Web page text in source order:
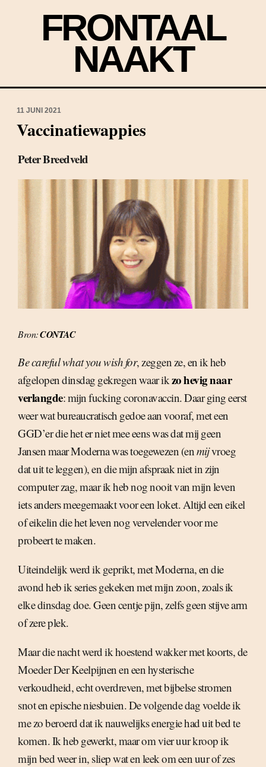
FRONTAAL
NAAKT
11 JUNI 2021
Vaccinatiewappies
Peter Breedveld
Bron:CONTAC
Be careful what you wish for, zeggen ze, en ik heb
afgelopen dinsdag gekregen waar ikzo hevig naar
verlangde: mijn fucking coronavaccin. Daar ging eerst
weer wat bureaucratisch gedoe aan vooraf, met een
GGD’er die het er niet mee eens was dat mij geen
Jansen maar Moderna was toegewezen (enmijvroeg
dat uit te leggen), en die mijn afspraak niet in zijn
computer zag, maar ik heb nog nooit van mijn leven
iets anders meegemaakt voor een loket. Altijd een eikel
of eikelin die het leven nog vervelender voor me
probeert te maken.
Uiteindelijk werd ik geprikt, met Moderna, en die
avond heb ik series gekeken met mijn zoon, zoals ik
elke dinsdag doe. Geen centje pijn, zelfs geen stijve arm
of zere plek.
Maar die nacht werd ik hoestend wakker met koorts, de
Moeder Der Keelpijnen en een hysterische
verkoudheid, echt overdreven, met bijbelse stromen
snot en epische niesbuien. De volgende dag voelde ik
me zo beroerd dat ik nauwelijks energie had uit bed te
komen. Ik heb gewerkt, maar om vier uur kroop ik
mijn bed weer in, sliep wat en leek om een uur of zes